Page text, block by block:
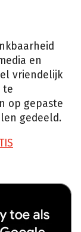
en
vriendelijk
te
op gepaste
gedeeld.